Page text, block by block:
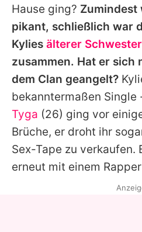
Hause ging? Zumindest
pikant, schließlich war
Kylies älterer Schwester
zusammen. Hat er sich
dem Clan geangelt?
bekanntermaßen Single
Tyga (26) ging vor
Brüche, er droht ihr
Sex-Tape zu verkaufen.
erneut mit einem